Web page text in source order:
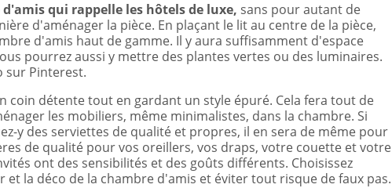
qui rappelle les hôtels de luxe, sans pour autant de
d'aménager la pièce. En plaçant le lit au centre de la pièce,
d'amis haut de gamme. Il y aura suffisamment d'espace
pourrez aussi y mettre des plantes vertes ou des luminaires.
sur Pinterest.
coin détente tout en gardant un style épuré. Cela fera tout de
les mobiliers, même minimalistes, dans la chambre. Si
y des serviettes de qualité et propres, il en sera de même pour
de qualité pour vos oreillers, vos draps, votre couette et votre
ont des sensibilités et des goûts différents. Choisissez
la déco de la chambre d'amis et éviter tout risque de faux pas.